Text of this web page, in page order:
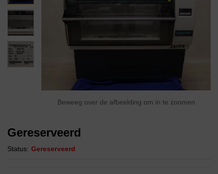
Beweeg over de afbeelding om in te zoomen
Gereserveerd
Status: Gereserveerd